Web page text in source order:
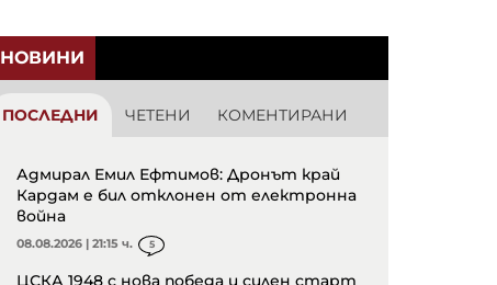
НОВИНИ
ПОСЛЕДНИ ЧЕТЕНИ КОМЕНТИРАНИ
Адмирал Емил Ефтимов: Дронът край
Кардам е бил отклонен от електронна
война
08.08.2026 | 21:15 ч. 5
ЦСКА 1948 с нова победа и силен старт